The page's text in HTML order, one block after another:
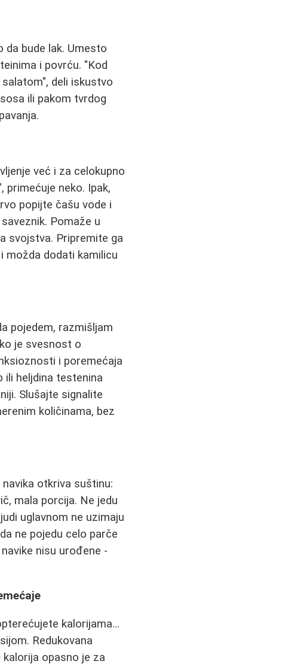
da bude lak. Umesto
i povrću. "Kod
deli iskustvo
ili pakom tvrdog
već i za celokupno
primećuje neko. Ipak,
popijte čašu vode i
Pomaže u
svojstva. Pripremite ga
možda dodati kamilicu
pojedem, razmišljam
je svesnost o
i poremećaja
ili heljdina testenina
Slušajte signalite
količinama, bez
otkriva suštinu:
mala porcija. Ne jedu
uglavnom ne uzimaju
ne pojedu celo parče
nisu urođene -
kalorijama...
Redukovana
opasno je za